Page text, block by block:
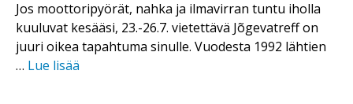
Jos moottoripyörät, nahka ja ilmavirran tuntu iholla
kuuluvat kesääsi, 23.-26.7. vietettävä Jõgevatreff on
juuri oikea tapahtuma sinulle. Vuodesta 1992 lähtien
… Lue lisää